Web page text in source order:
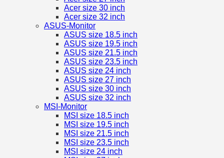
Acer size 30 inch
Acer size 32 inch
ASUS-Monitor
ASUS size 18.5 inch
ASUS size 19.5 inch
ASUS size 21.5 inch
ASUS size 23.5 inch
ASUS size 24 inch
ASUS size 27 inch
ASUS size 30 inch
ASUS size 32 inch
MSI-Monitor
MSI size 18.5 inch
MSI size 19.5 inch
MSI size 21.5 inch
MSI size 23.5 inch
MSI size 24 inch